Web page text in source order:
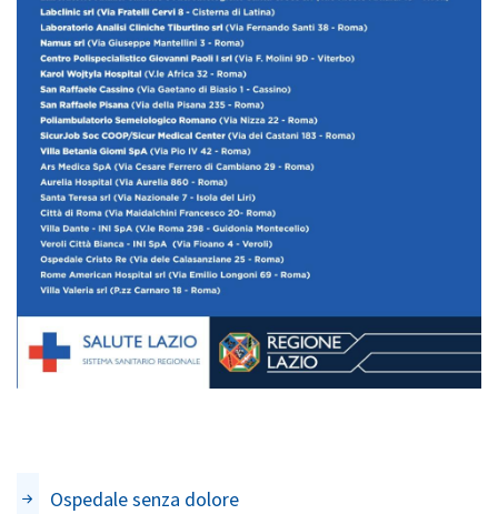
Ospedale senza dolore